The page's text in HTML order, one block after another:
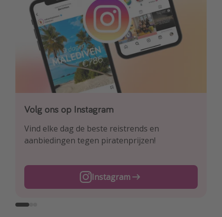
Volg ons op Instagram
Vind elke dag de beste reistrends en
aanbiedingen tegen piratenprijzen!
Instagram
Volg ons op Facebook
Ontdek onze dagelijkse reis- en
vluchtaanbiedingen tegen piratenprijzen!
Facebook
Volg ons op TikTok
Voor de heetste deals en beste reis-hacks!
TikTok